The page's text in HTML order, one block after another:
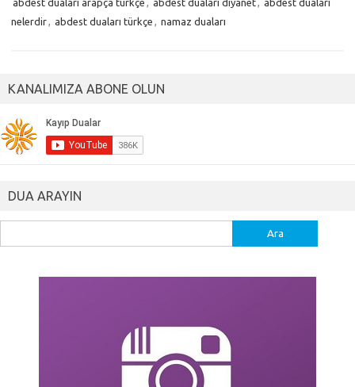
abdest duaları arapça türkçe , abdest duaları diyanet, abdest duaları
nelerdir, abdest duaları türkçe , namaz duaları
KANALIMIZA ABONE OLUN
DUA ARAYIN